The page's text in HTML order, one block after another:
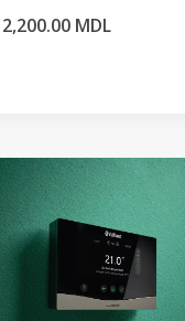
2,200.00 MDL